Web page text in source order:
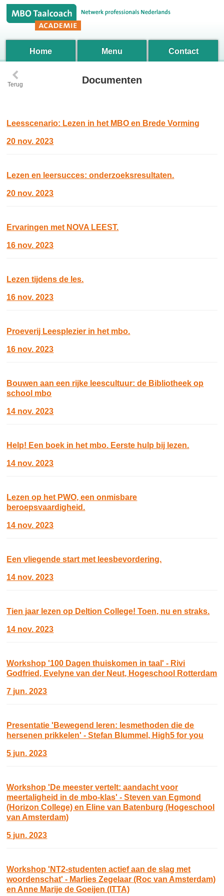
Home Menu Contact
‹
Terug Documenten
Leesscenario: Lezen in het MBO en Brede Vorming
20 nov. 2023
Lezen en leersucces: onderzoeksresultaten.
20 nov. 2023
Ervaringen met NOVA LEEST.
16 nov. 2023
Lezen tijdens de les.
16 nov. 2023
Proeverij Leesplezier in het mbo.
16 nov. 2023
Bouwen aan een rijke leescultuur: de Bibliotheek op
school mbo
14 nov. 2023
Help! Een boek in het mbo. Eerste hulp bij lezen.
14 nov. 2023
Lezen op het PWO, een onmisbare
beroepsvaardigheid.
14 nov. 2023
Een vliegende start met leesbevordering.
14 nov. 2023
Tien jaar lezen op Deltion College! Toen, nu en straks.
14 nov. 2023
Workshop '100 Dagen thuiskomen in taal' - Rivi
Godfried, Evelyne van der Neut, Hogeschool Rotterdam
7 jun. 2023
Presentatie 'Bewegend leren: lesmethoden die de
hersenen prikkelen' - Stefan Blummel, High5 for you
5 jun. 2023
Workshop 'De meester vertelt: aandacht voor
meertaligheid in de mbo-klas' - Steven van Egmond
(Horizon College) en Eline van Batenburg (Hogeschool
van Amsterdam)
5 jun. 2023
Workshop 'NT2-studenten actief aan de slag met
woordenschat' - Marlies Zegelaar (Roc van Amsterdam)
en Anne Marije de Goeijen (ITTA)